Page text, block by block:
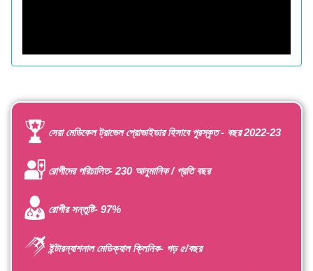
সেরা মেডিকেল ট্রাভেল প্রোভাইডার হিসাবে পুরস্কৃত - বছর 2022-23
রোগীদের পরিচালিত- 230 আনুমানিক / প্রতি বছর
রোগীর সন্তুষ্টি- 97%
ইন্টারন্যাশনাল মেডিক্যাল ক্লিনিক- গড় ৫/বছর